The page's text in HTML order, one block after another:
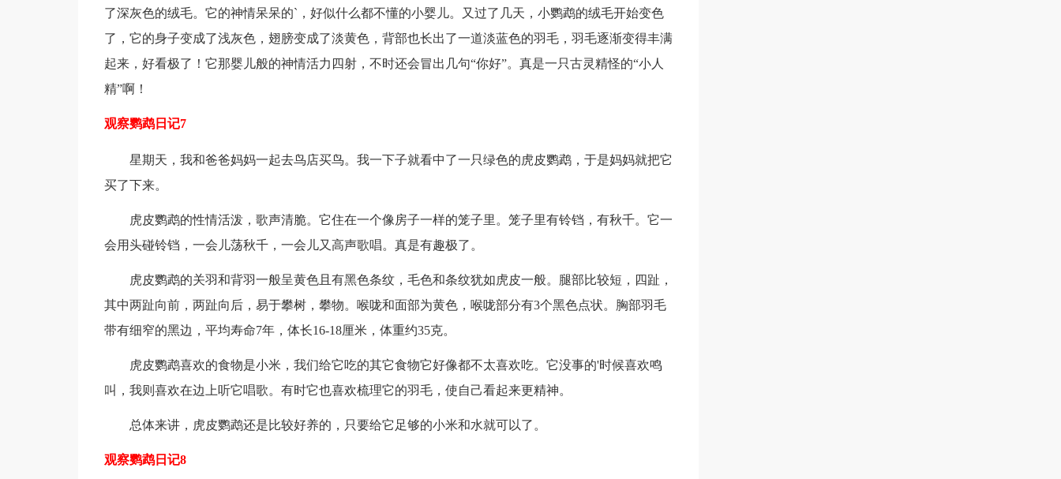
了深灰色的绒毛。它的神情呆呆的`，好似什么都不懂的小婴儿。又过了几天，小鹦鹉的绒毛开始变色
了，它的身子变成了浅灰色，翅膀变成了淡黄色，背部也长出了一道淡蓝色的羽毛，羽毛逐渐变得丰满
起来，好看极了！它那婴儿般的神情活力四射，不时还会冒出几句“你好”。真是一只古灵精怪的“小人
精”啊！
观察鹦鹉日记7
星期天，我和爸爸妈妈一起去鸟店买鸟。我一下子就看中了一只绿色的虎皮鹦鹉，于是妈妈就把它
买了下来。
虎皮鹦鹉的性情活泼，歌声清脆。它住在一个像房子一样的笼子里。笼子里有铃铛，有秋千。它一
会用头碰铃铛，一会儿荡秋千，一会儿又高声歌唱。真是有趣极了。
虎皮鹦鹉的关羽和背羽一般呈黄色且有黑色条纹，毛色和条纹犹如虎皮一般。腿部比较短，四趾，
其中两趾向前，两趾向后，易于攀树，攀物。喉咙和面部为黄色，喉咙部分有3个黑色点状。胸部羽毛
带有细窄的黑边，平均寿命7年，体长16-18厘米，体重约35克。
虎皮鹦鹉喜欢的食物是小米，我们给它吃的其它食物它好像都不太喜欢吃。它没事的'时候喜欢鸣
叫，我则喜欢在边上听它唱歌。有时它也喜欢梳理它的羽毛，使自己看起来更精神。
总体来讲，虎皮鹦鹉还是比较好养的，只要给它足够的小米和水就可以了。
观察鹦鹉日记8